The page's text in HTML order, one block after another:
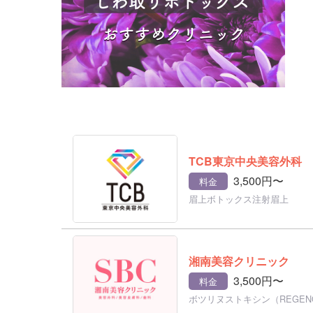
TCB東京中央美容外科
料金 3,500円〜
眉上ボトックス注射眉上
湘南美容クリニック
料金 3,500円〜
ボツリヌストキシン（